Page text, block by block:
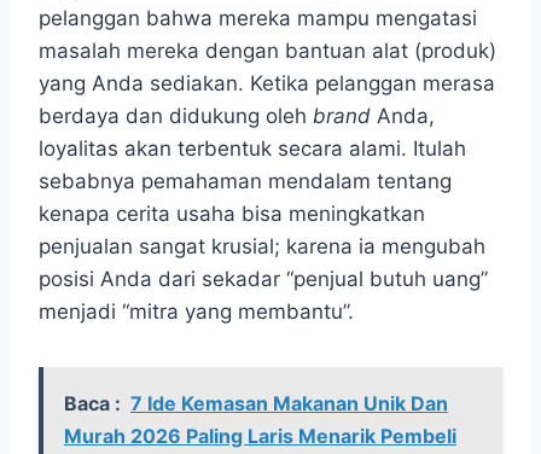
pelanggan bahwa mereka mampu mengatasi
masalah mereka dengan bantuan alat (produk)
yang Anda sediakan. Ketika pelanggan merasa
berdaya dan didukung oleh brand Anda,
loyalitas akan terbentuk secara alami. Itulah
sebabnya pemahaman mendalam tentang
kenapa cerita usaha bisa meningkatkan
penjualan sangat krusial; karena ia mengubah
posisi Anda dari sekadar “penjual butuh uang”
menjadi “mitra yang membantu”.
Baca : 7 Ide Kemasan Makanan Unik Dan
Murah 2026 Paling Laris Menarik Pembeli